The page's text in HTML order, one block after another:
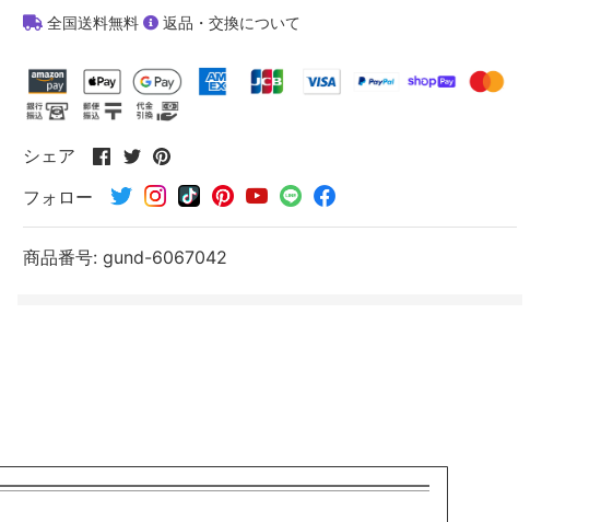
全国送料無料 返品・交換について
シェア
Facebook
シ
ェ
す
Twitter
シ
ェ
ア
Pinterest
シ
ェ
ア
フォロー
商品番号: gund-6067042